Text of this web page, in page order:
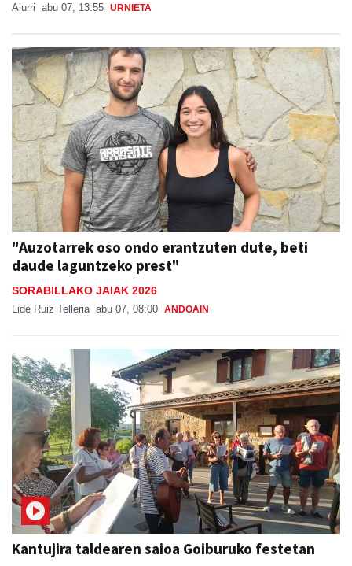
Aiurri abu 07, 13:55 URNIETA
"Auzotarrek oso ondo erantzuten dute, beti
daude laguntzeko prest"
SORABILLAKO JAIAK 2026
Lide Ruiz Telleria abu 07, 08:00 ANDOAIN
Kantujira taldearen saioa Goiburuko festetan